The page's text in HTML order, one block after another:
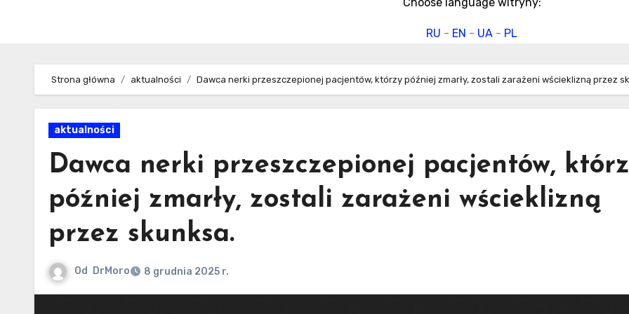
RU - EN - UA - PL
Strona główna aktualności Dawca nerki przeszczepionej pacjentów, którzy później zmarły, zostali zarażeni wścieklizną przez
aktualności
Dawca nerki przeszczepionej pacjentów,
później zmarły, zostali zarażeni wścieklizną
przez skunksa.
Od DrMoro 8 grudnia 2025 r.